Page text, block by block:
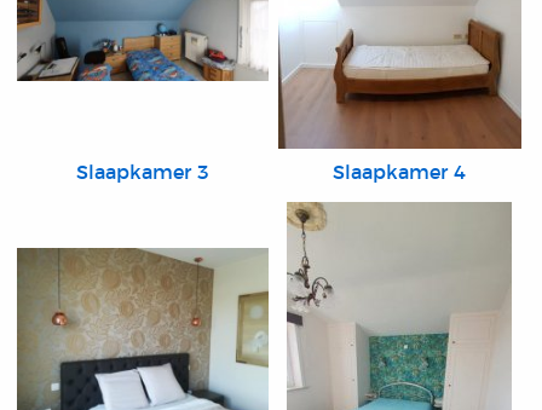
Slaapkamer 3 Slaapkamer 4